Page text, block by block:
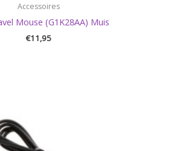
Accessoires
Mouse (G1K28AA) Muis
€11,95